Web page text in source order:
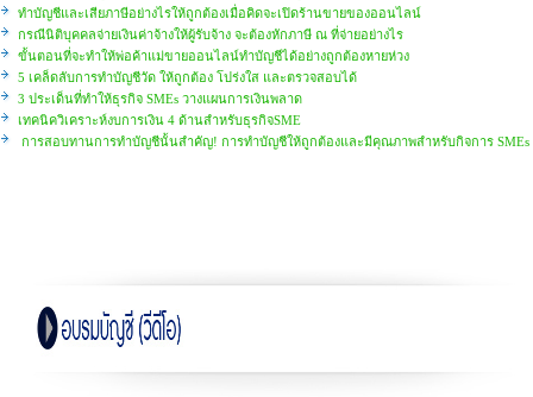
ทำบัญชีและเสียภาษีอย่างไรให้ถูกต้องเมื่อคิดจะเปิดร้านขายของออนไลน์
กรณีนิติบุคคลจ่ายเงินค่าจ้างให้ผู้รับจ้าง จะต้องหักภาษี ณ ที่จ่ายอย่างไร
ขั้นตอนที่จะทำให้พ่อค้าแม่ขายออนไลน์ทำบัญชีได้อย่างถูกต้องหายห่วง
5 เคล็ดลับการทำบัญชีวัด ให้ถูกต้อง โปร่งใส และตรวจสอบได้
3 ประเด็นที่ทำให้ธุรกิจ SMEs วางแผนการเงินพลาด
เทคนิควิเคราะห์งบการเงิน 4 ด้านสำหรับธุรกิจSME
การสอบทานการทำบัญชีนั้นสำคัญ! การทำบัญชีให้ถูกต้องและมีคุณภาพสำหรับกิจการ SMEs